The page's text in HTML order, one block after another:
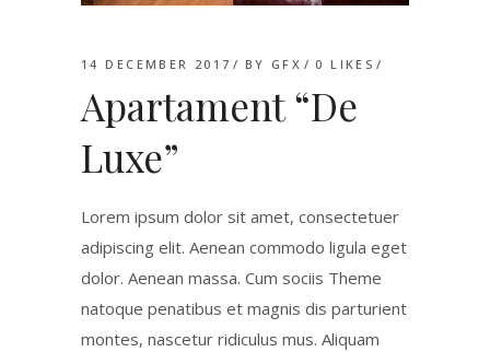
14 DECEMBER 2017 BY GFX 0 LIKES
Apartament “De
Luxe”
Lorem ipsum dolor sit amet, consectetuer
adipiscing elit. Aenean commodo ligula eget
dolor. Aenean massa. Cum sociis Theme
natoque penatibus et magnis dis parturient
montes, nascetur ridiculus mus. Aliquam